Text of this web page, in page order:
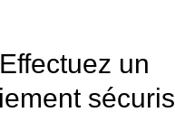
Effectuez un